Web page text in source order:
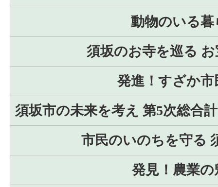
動物のいる暮
須坂のお寺を巡る
発進！すざか市
須坂市の未来を考え 第5次総合
市民のいのちを守る
発見！農業の